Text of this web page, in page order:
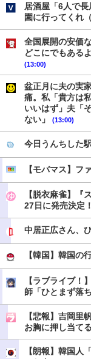
居酒屋「6人で
園に行ってくれ
全国展開の安価
どこにでもある
(13:00)
盆正月に夫の実
痛。私「貴方は
いいはず」夫「
ない」
(13:00)
今日うんちした
【モバマス】
【脱衣麻雀】『
27日に発売決定！
中居正広さん、
【韓国】韓国の
【ラブライブ！
師「ひとまず落
【悲報】吉岡里
お胸に押し当て
【朗報】韓国人